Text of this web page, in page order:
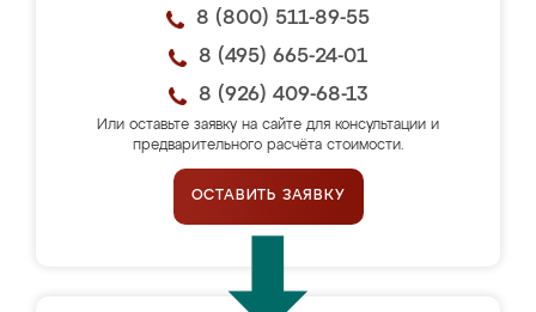
8 (800) 511-89-55
8 (495) 665-24-01
8 (926) 409-68-13
Или оставьте заявку на сайте для консультации и
предварительного расчёта стоимости.
ОСТАВИТЬ ЗАЯВКУ